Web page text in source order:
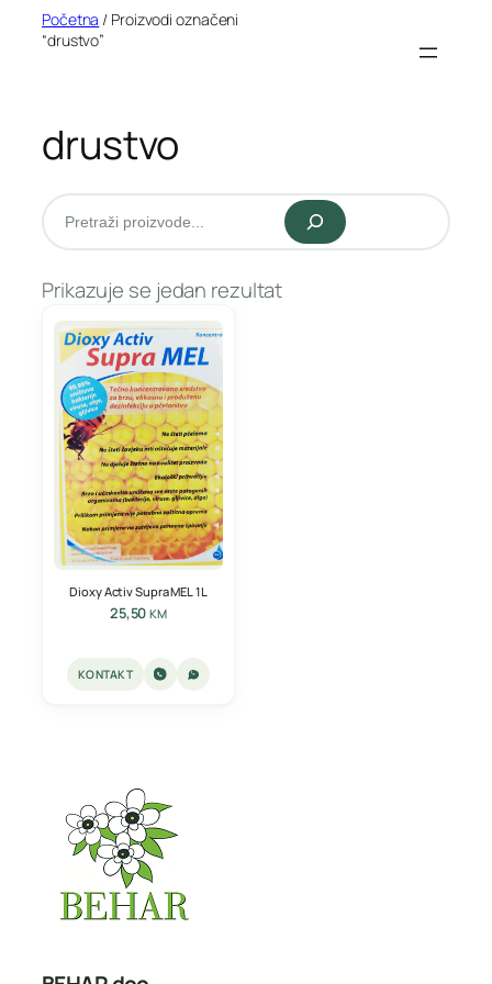
Početna / Proizvodi označeni
“drustvo”
drustvo
Pretraži
Prikazuje se jedan rezultat
Dioxy Activ Supra MEL 1L
25,50KM
KONTAKT